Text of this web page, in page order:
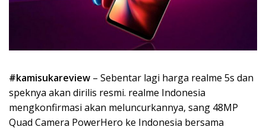
#kamisukareview – Sebentar lagi harga realme 5s dan
speknya akan dirilis resmi. realme Indonesia
mengkonfirmasi akan meluncurkannya, sang 48MP
Quad Camera PowerHero ke Indonesia bersama